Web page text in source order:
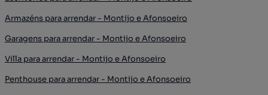
Armazéns para arrendar - Montijo e Afonsoeiro
Garagens para arrendar - Montijo e Afonsoeiro
Villa para arrendar - Montijo e Afonsoeiro
Penthouse para arrendar - Montijo e Afonsoeiro